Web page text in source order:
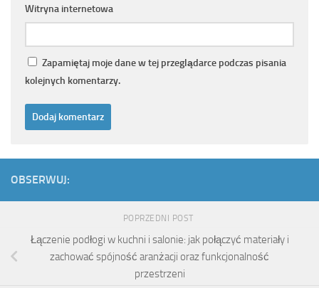
Witryna internetowa
Zapamiętaj moje dane w tej przeglądarce podczas pisania
kolejnych komentarzy.
OBSERWUJ:
POPRZEDNI POST
Łączenie podłogi w kuchni i salonie: jak połączyć materiały i
zachować spójność aranżacji oraz funkcjonalność
przestrzeni